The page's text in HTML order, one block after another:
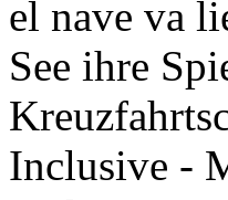
el nave va
See ihre
Inclusive -